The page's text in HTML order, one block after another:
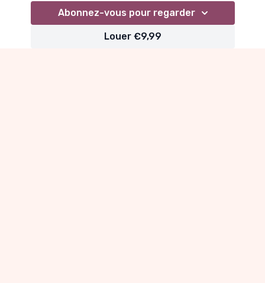
Abonnez-vous pour regarder
Louer €9,99